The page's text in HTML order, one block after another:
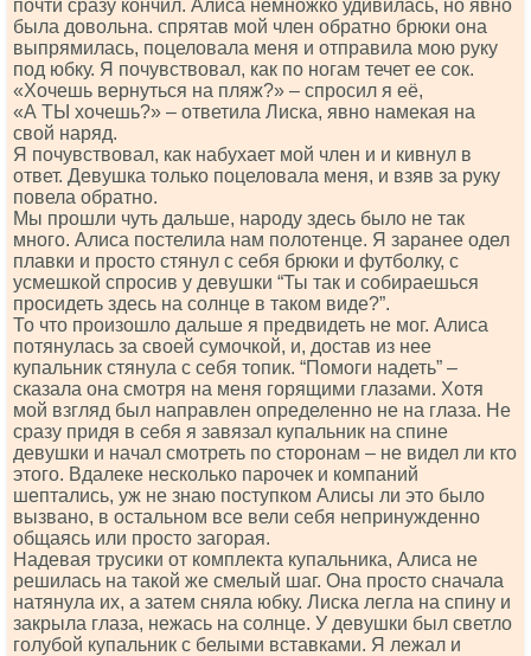
почти сразу кончил. Алиса немножко удивилась, но явно
была довольна. спрятав мой член обратно брюки она
выпрямилась, поцеловала меня и отправила мою руку
под юбку. Я почувствовал, как по ногам течет ее сок.
«Хочешь вернуться на пляж?» – спросил я её,
«А ТЫ хочешь?» – ответила Лиска, явно намекая на
свой наряд.
Я почувствовал, как набухает мой член и и кивнул в
ответ. Девушка только поцеловала меня, и взяв за руку
повела обратно.
Мы прошли чуть дальше, народу здесь было не так
много. Алиса постелила нам полотенце. Я заранее одел
плавки и просто стянул с себя брюки и футболку, с
усмешкой спросив у девушки “Ты так и собираешься
просидеть здесь на солнце в таком виде?”.
То что произошло дальше я предвидеть не мог. Алиса
потянулась за своей сумочкой, и, достав из нее
купальник стянула с себя топик. “Помоги надеть” –
сказала она смотря на меня горящими глазами. Хотя
мой взгляд был направлен определенно не на глаза. Не
сразу придя в себя я завязал купальник на спине
девушки и начал смотреть по сторонам – не видел ли кто
этого. Вдалеке несколько парочек и компаний
шептались, уж не знаю поступком Алисы ли это было
вызвано, в остальном все вели себя непринужденно
общаясь или просто загорая.
Надевая трусики от комплекта купальника, Алиса не
решилась на такой же смелый шаг. Она просто сначала
натянула их, а затем сняла юбку. Лиска легла на спину и
закрыла глаза, нежась на солнце. У девушки был светло
голубой купальник с белыми вставками. Я лежал и